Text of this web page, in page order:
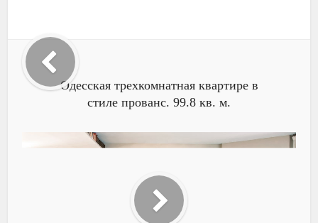
Одесская трехкомнатная квартире в
стиле прованс. 99.8 кв. м.